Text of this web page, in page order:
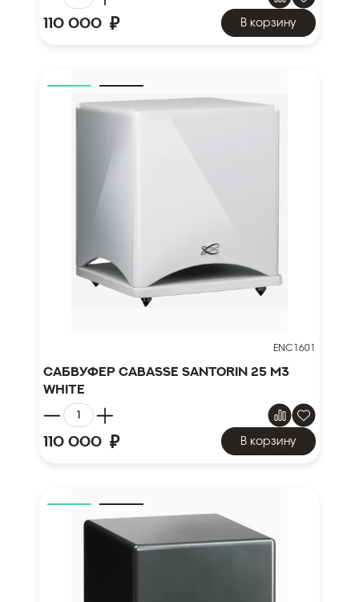
110 000 ₽ В корзину
ENC1601
Сабвуфер Cabasse Santorin 25 M3
white
110 000 ₽ В корзину